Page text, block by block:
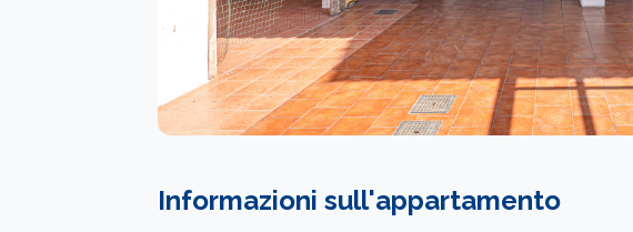
Informazioni sull'appartamento